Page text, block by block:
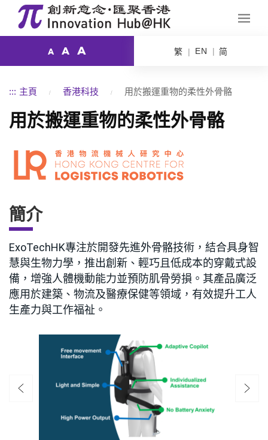
A A A 繁 EN 简
::: 主頁 香港科技 用於搬運重物的柔性外骨骼
用於搬運重物的柔性外骨骼
簡介
ExoTechHK專注於開發先進外骨骼技術，結合具身智
慧與生物力學，推出創新、輕巧且低成本的穿戴式設
備，增強人體機動能力並預防肌骨勞損。其產品廣泛
應用於建築、物流及醫療保健等領域，有效提升工人
生產力與工作福祉。